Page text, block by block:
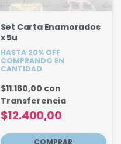
Set Carta Enamorados
x 5u
HASTA 20% OFF
COMPRANDO EN
CANTIDAD
$12.400,00
$11.160,00 con
Transferencia